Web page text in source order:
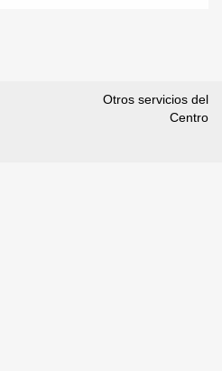
Otros servicios del
Centro